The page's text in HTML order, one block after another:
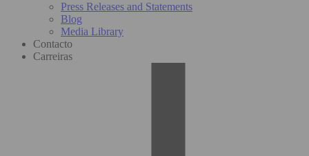
Press Releases and Statements
Blog
Media Library
Contacto
Carreiras